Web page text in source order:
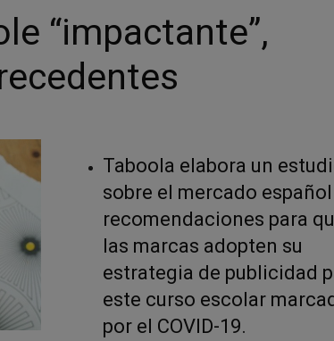
“impactante”,
Taboola elabora un
sobre el mercado
recomendaciones para
las marcas adopten su
estrategia de publicidad
este curso escolar
por el COVID-19.